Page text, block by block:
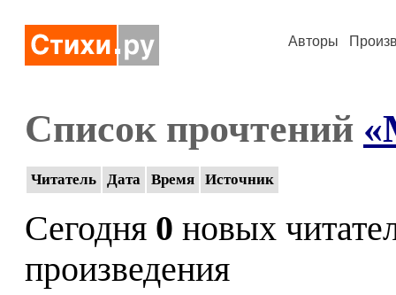
Авторы
Список прочтений
Читатель Дата Время Источник
Сегодня 0 новых
произведения